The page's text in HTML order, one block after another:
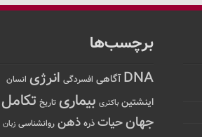
برچسب‌ها
DNA آگاهی افسردگی انرژی انسان
اینشتین باکتری بیماری تاریخ تکامل
جهانحیات ذره ذهن روانشناسی زبان